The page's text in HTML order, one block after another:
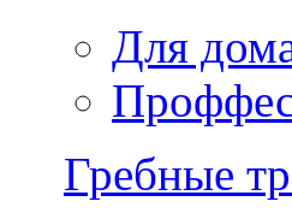
Для
Гребные